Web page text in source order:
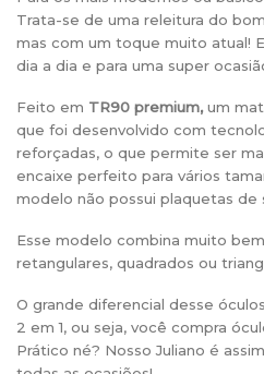
Trata-se de uma releitura do
mas com um toque muito atual!
dia a dia e para uma super
Feito em TR90 premium,um
que foi desenvolvido com
reforçadas, o que permite ser
encaixe perfeito para vários
modelo não possui plaquetas de
Esse modelo combina muito
retangulares, quadrados ou
O grande diferencial desse
2 em 1, ou seja, você compra
Prático né? Nosso Juliano é